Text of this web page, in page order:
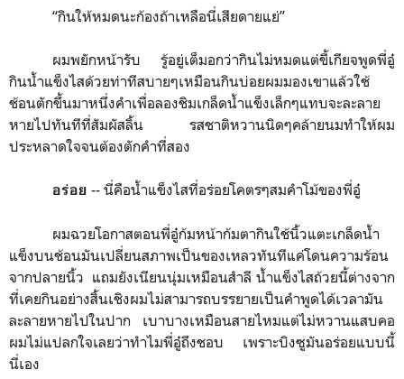
“กินให้หมดนะก้องถ้าเหลือนี่เสียดายแย่”
ผมพยักหน้ารับ รู้อยู่เต็มอกว่ากินไม่หมดแต่ขี้เกียจพูดพี่อู๋
กินน้ำแข็งไสด้วยท่าทีสบายๆเหมือนกินบ่อยผมมองเขาแล้วใช้
ช้อนตักขึ้นมาหนึ่งคำเพื่อลองชิมเกล็ดน้ำแข็งเล็กๆแทบจะละลาย
หายไปทันทีที่สัมผัสลิ้น รสชาติหวานนิดๆคล้ายนมทำให้ผม
ประหลาดใจจนต้องตักคำที่สอง
อร่อย -- นี่คือน้ำแข็งไสที่อร่อยโคตรๆสมคำโม้ของพี่อู๋
ผมฉวยโอกาสตอนพี่อู๋ก้มหน้าก้มตากินใช้นิ้วแตะเกล็ดน้ำ
แข็งบนช้อนมันเปลี่ยนสภาพเป็นของเหลวทันทีแค่โดนความร้อน
จากปลายนิ้ว แถมยังเนียนนุ่มเหมือนสำลี น้ำแข็งไสถ้วยนี้ต่างจาก
ที่เคยกินอย่างสิ้นเชิงผมไม่สามารถบรรยายเป็นคำพูดได้เวลามัน
ละลายหายไปในปาก เบาบางเหมือนสายไหมแต่ไม่หวานแสบคอ
ผมไม่แปลกใจเลยว่าทำไมพี่อู๋ถึงชอบ เพราะบิงซูมันอร่อยแบบนี้
นี่เอง